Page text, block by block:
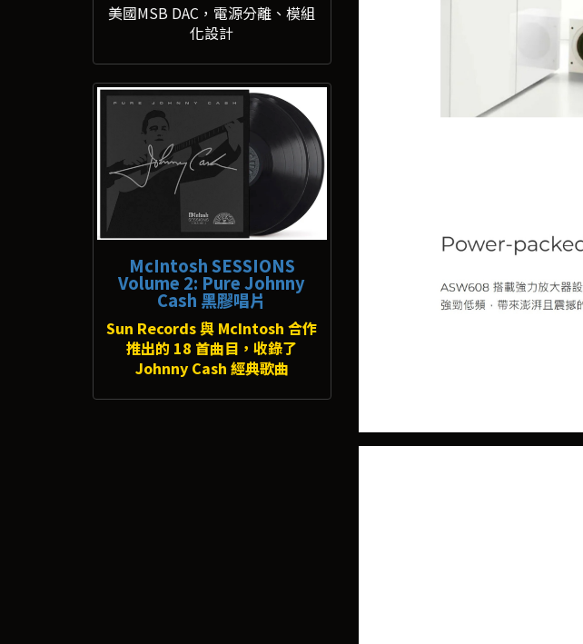
美國MSB DAC，電源分離、模組
化設計
McIntosh SESSIONS
Volume 2: Pure Johnny
Cash 黑膠唱片
Sun Records 與 McIntosh 合作
推出的 18 首曲目，收錄了
Johnny Cash 經典歌曲